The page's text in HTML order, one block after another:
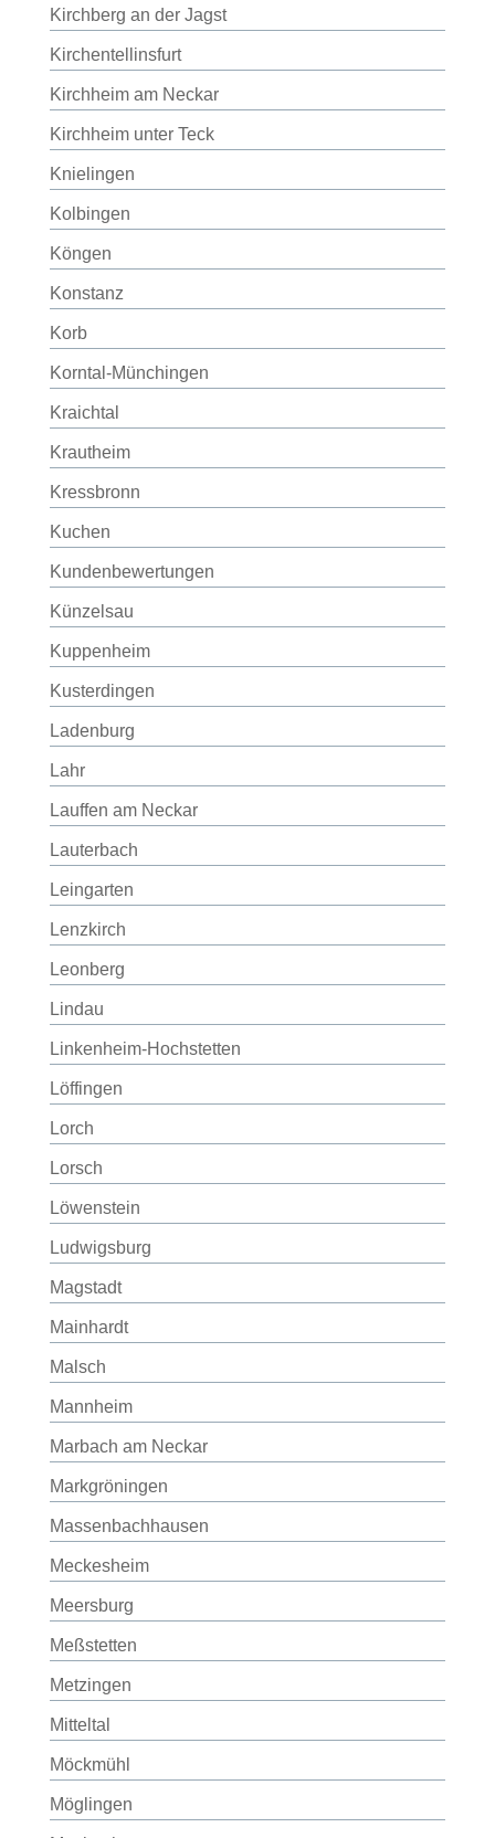
Kirchberg an der Jagst
Kirchentellinsfurt
Kirchheim am Neckar
Kirchheim unter Teck
Knielingen
Kolbingen
Köngen
Konstanz
Korb
Korntal-Münchingen
Kraichtal
Krautheim
Kressbronn
Kuchen
Kundenbewertungen
Künzelsau
Kuppenheim
Kusterdingen
Ladenburg
Lahr
Lauffen am Neckar
Lauterbach
Leingarten
Lenzkirch
Leonberg
Lindau
Linkenheim-Hochstetten
Löffingen
Lorch
Lorsch
Löwenstein
Ludwigsburg
Magstadt
Mainhardt
Malsch
Mannheim
Marbach am Neckar
Markgröningen
Massenbachhausen
Meckesheim
Meersburg
Meßstetten
Metzingen
Mitteltal
Möckmühl
Möglingen